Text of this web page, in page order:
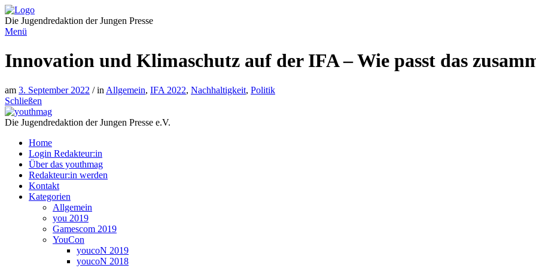
Direkt
zum
Inhalt
Die Jugendredaktion der Jungen Presse
Menü
Innovation und Klimaschutz auf der IFA – Wie passt das
am 3. September 2022 / in Allgemein, IFA 2022, Nachhaltigkeit, Politik
Schließen
Die Jugendredaktion der Jungen Presse e.V.
Home
Login Redakteur:in
Über das youthmag
Redakteur:in werden
Kontakt
Kategorien
Allgemein
you 2019
Gamescom 2019
YouCon
youcoN 2019
youcoN 2018